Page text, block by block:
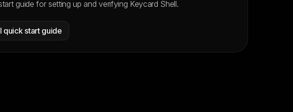
guide for setting up and verifying Keycard Shell.
quick start guide